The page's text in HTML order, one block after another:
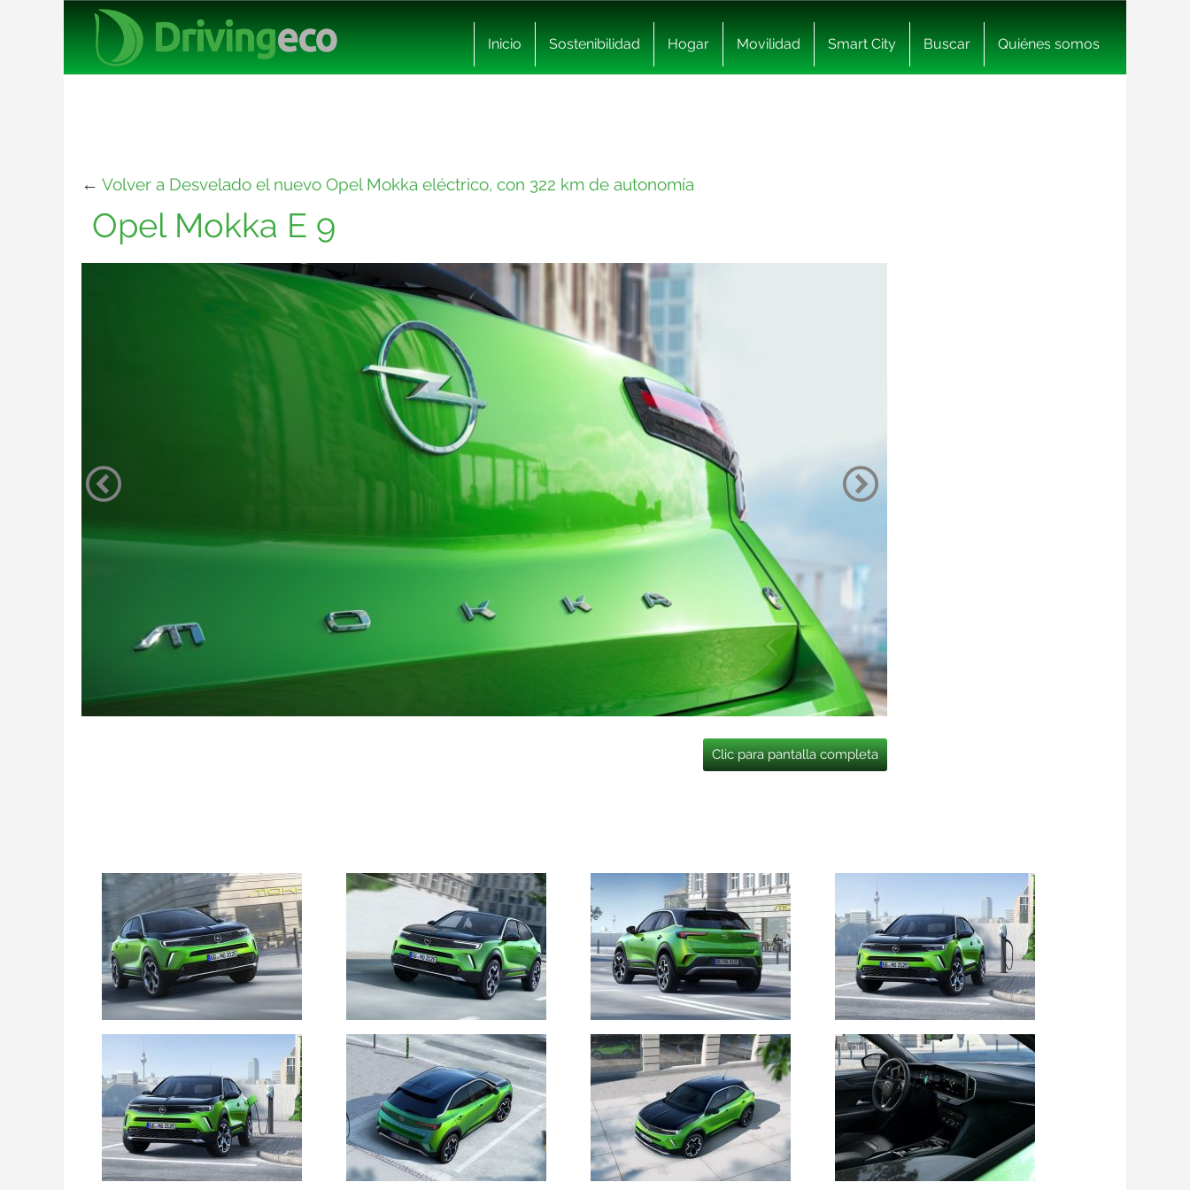
Inicio Sostenibilidad Hogar Movilidad Smart City Buscar Quiénes somos
← Volver a Desvelado el nuevo Opel Mokka eléctrico, con 322 km de autonomía
Opel Mokka E 9
Clic para pantalla completa